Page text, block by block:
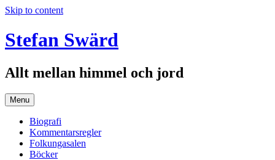
Skip to content
Stefan Swärd
Allt mellan himmel och jord
Menu
Biografi
Kommentarsregler
Folkungasalen
Böcker